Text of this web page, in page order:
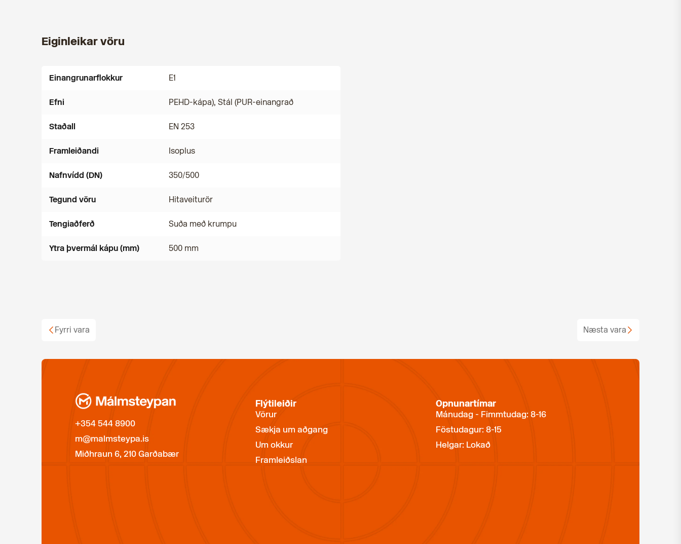
Eiginleikar vöru
Einangrunarflokkur E1
Efni PEHD-kápa), Stál (PUR-einangrað
Staðall EN 253
Framleiðandi Isoplus
Nafnvídd (DN) 350/500
Tegund vöru Hitaveiturör
Tengiaðferð Suða með krumpu
Ytra þvermál kápu (mm) 500 mm
Fyrri vara Næsta vara
+354 544 8900
m@malmsteypa.is
Miðhraun 6, 210 Garðabær
Flýtileiðir
Vörur
Sækja um aðgang
Um okkur
Framleiðslan
Opnunartímar
Mánudag - Fimmtudag: 8-16
Föstudagur: 8-15
Helgar: Lokað